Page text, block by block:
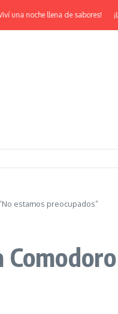
noche llena de sabores! ¡Llega
estamos preocupados”